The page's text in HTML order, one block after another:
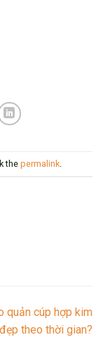
the permalink.
quản cúp hợp kim
theo thời gian?